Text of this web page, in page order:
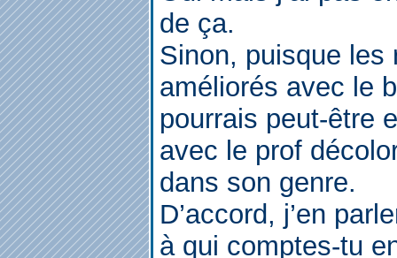
de ça.
Sinon, puisque les
améliorés avec le
pourrais peut-être
avec le prof
dans son genre.
D’accord, j’en
à qui comptes-tu